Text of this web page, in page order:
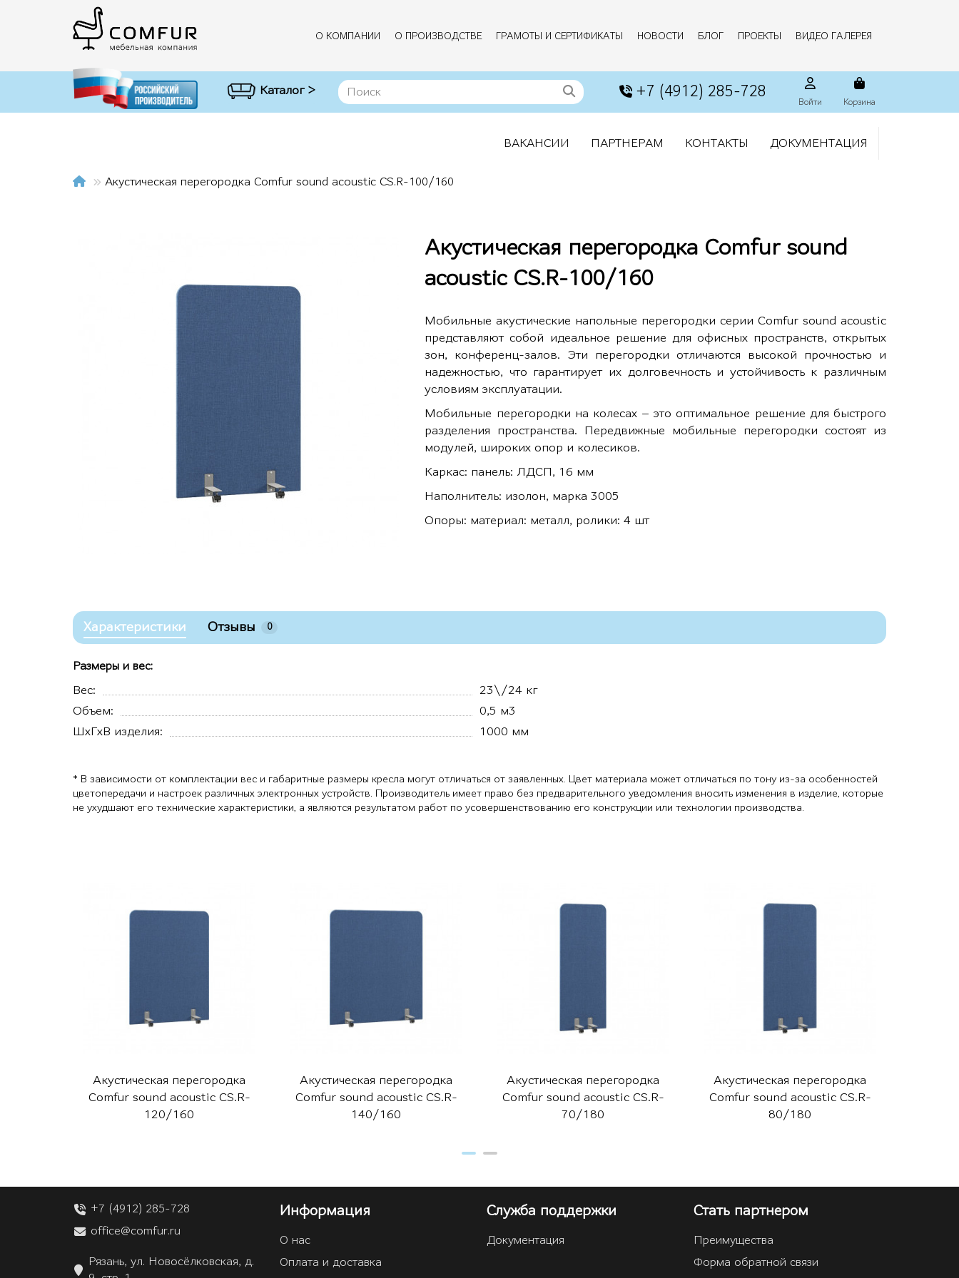
О КОМПАНИИ О ПРОИЗВОДСТВЕ ГРАМОТЫ И СЕРТИФИКАТЫ НОВОСТИ БЛОГ ПРОЕКТЫ ВИДЕО ГАЛЕРЕЯ
Каталог > +7 (4912) 285-728
Войти Корзина
ВАКАНСИИ ПАРТНЕРАМ КОНТАКТЫ ДОКУМЕНТАЦИЯ
Акустическая перегородка Comfur sound acoustic CS.R-100/160
Акустическая перегородка Comfur sound
acoustic CS.R-100/160
Мобильные акустические напольные перегородки серии Comfur sound acoustic
представляют собой идеальное решение для офисных пространств, открытых
зон, конференц-залов. Эти перегородки отличаются высокой прочностью и
надежностью, что гарантирует их долговечность и устойчивость к различным
условиям эксплуатации.
Мобильные перегородки на колесах – это оптимальное решение для быстрого
разделения пространства. Передвижные мобильные перегородки состоят из
модулей, широких опор и колесиков.
Каркас: панель: ЛДСП, 16 мм
Наполнитель: изолон, марка 3005
Опоры: материал: металл, ролики: 4 шт
Характеристики Отзывы 0
Размеры и вес:
Вес:
23\/24 кг
Объем:
0,5 м3
ШхГхВ изделия:
1000 мм
* В зависимости от комплектации вес и габаритные размеры кресла могут отличаться от заявленных. Цвет материала может отличаться по тону из-за особенностей
цветопередачи и настроек различных электронных устройств. Производитель имеет право без предварительного уведомления вносить изменения в изделие, которые
не ухудшают его технические характеристики, а являются результатом работ по усовершенствованию его конструкции или технологии производства.
Акустическая перегородка
Comfur sound acoustic CS.R-
120/160
Акустическая перегородка
Comfur sound acoustic CS.R-
140/160
Акустическая перегородка
Comfur sound acoustic CS.R-
70/180
Акустическая перегородка
Comfur sound acoustic CS.R-
80/180
+7 (4912) 285-728
office@comfur.ru
Рязань, ул. Новосёлковская, д.
Информация
О нас
Оплата и доставка
Служба поддержки
Документация
Стать партнером
Преимущества
Форма обратной связи